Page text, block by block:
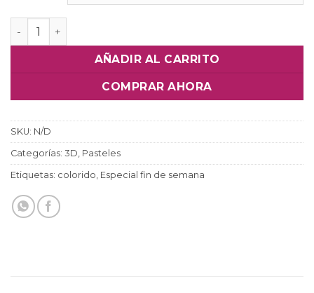
Pastel Temático "Colores" cantidad
AÑADIR AL CARRITO
COMPRAR AHORA
SKU: N/D
Categorías: 3D Pasteles
Etiquetas: colorido Especial fin de semana